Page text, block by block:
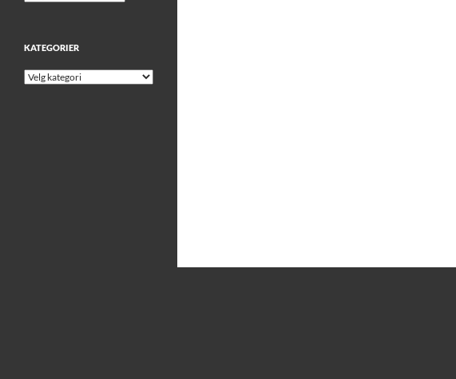
KATEGORIER
Kategorier